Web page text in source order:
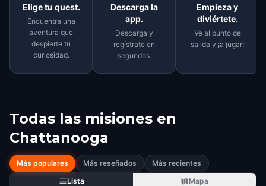
Elige tu quest.
Encuentra una
aventura que
despierte tu
curiosidad.
Descarga la
app.
Descarga y
regístrate en
segundos.
Empieza y
diviértete.
Ve al punto de
salida y ¡a jugar!
Todas las misiones en
Chattanooga
Más populares Más reseñados
Más recientes
Lista
Mapa